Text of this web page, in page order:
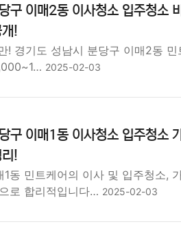
구 이매2동 이사청소 입주청소
!
! 경기도 성남시 분당구 이매2동
2025-02-03
구 이매1동 이사청소 입주청소
!
1동 민트케어의 이사 및 입주청소,
로 합리적입니다… 2025-02-03